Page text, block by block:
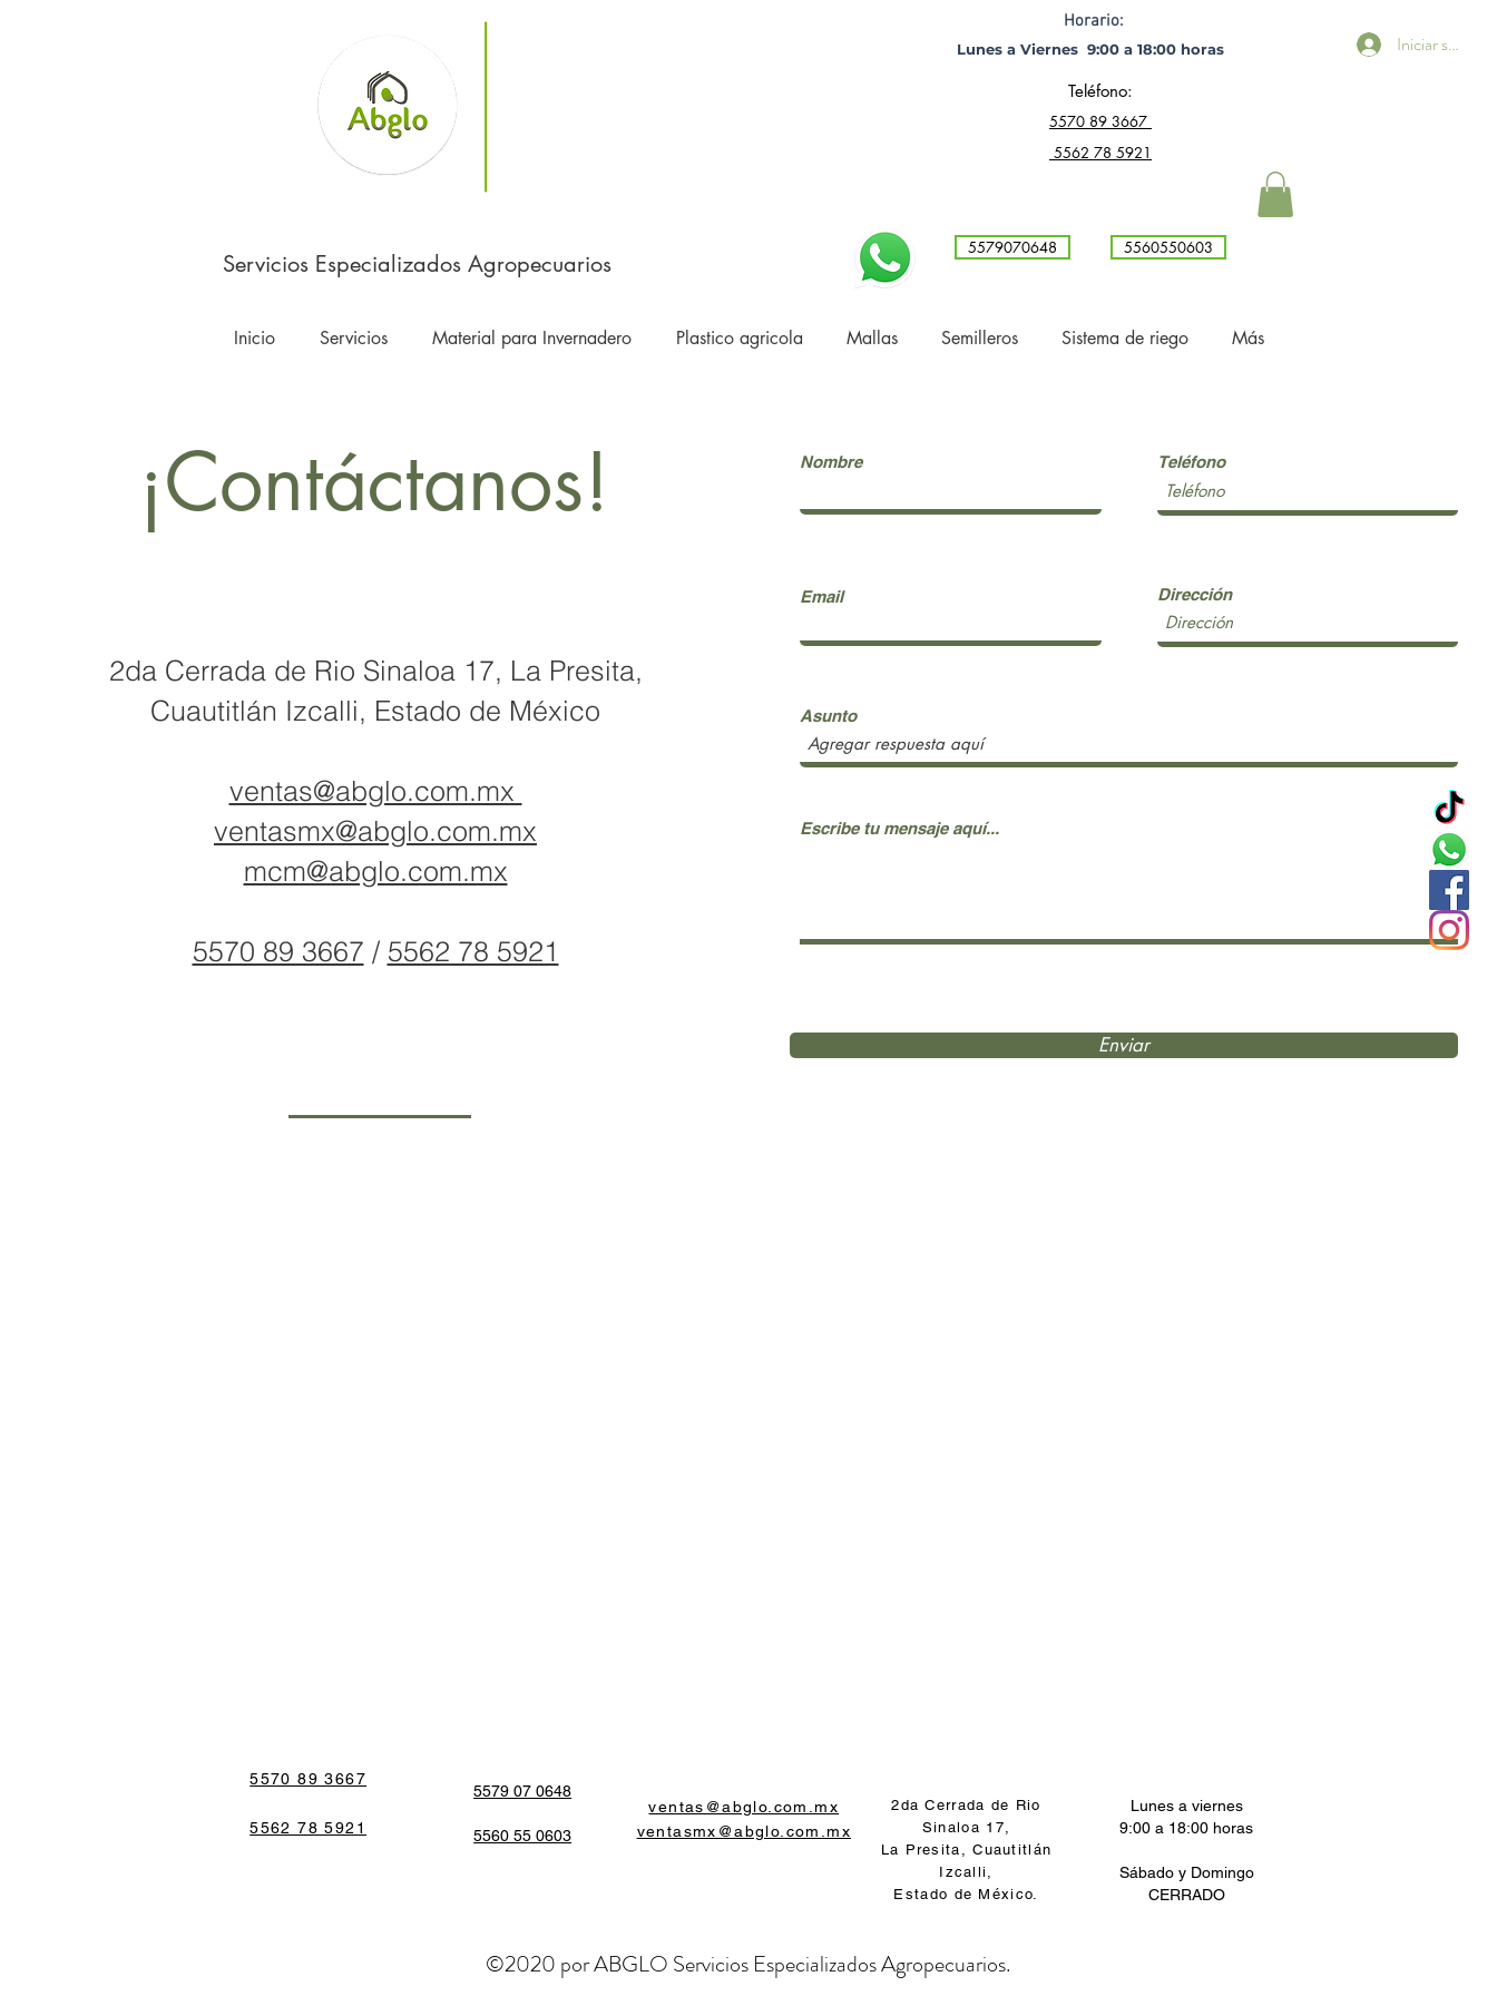
Iniciar sesión
Servicios Especializados Agropecuarios
Horario:
Lunes a Viernes 9:00 a 18:00 horas ​
Teléfono:
5570 89 3667
5562 78 5921
5579070648 5560550603
Inicio Servicios Material para Invernadero Plastico agricola Mallas Semilleros Sistema de riego Más
¡Contáctanos!
2da Cerrada de Rio Sinaloa 17, La Presita,
Cuautitlán Izcalli, Estado de México
ventas@abglo.com.mx
ventasmx@abglo.com.mx
mcm@abglo.com.mx
5570 89 3667 / 5562 78 5921
Nombre Teléfono
Email Dirección
Asunto
Escribe tu mensaje aquí...
Enviar
5570 89 3667
5562 78 5921
5579 07 0648
5560 55 0603
ventas@abglo.com.mx
ventasmx@abglo.com.mx
2da Cerrada de Rio
Sinaloa 17,
La Presita, Cuautitlán
Izcalli,
Estado de México.
Lunes a viernes
9:00 a 18:00 horas
Sábado y Domingo
CERRADO
©2020 por ABGLO Servicios Especializados Agropecuarios.